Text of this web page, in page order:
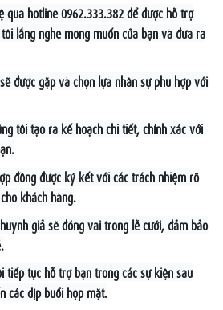
qua hotline 0962.333.382 để được hỗ trợ
lắng nghe mong muốn của bạn và đưa ra
được gặp và chọn lựa nhân sự phù hợp với
tôi tạo ra kế hoạch chi tiết, chính xác với
đồng được ký kết với các trách nhiệm rõ
khách hàng.
giả sẽ đóng vai trong lễ cưới, đảm bảo
tiếp tục hỗ trợ bạn trong các sự kiện sau
các dịp buổi họp mặt.